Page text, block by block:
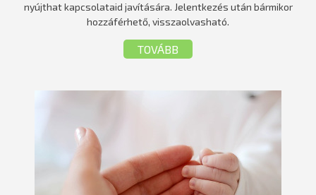
nyújthat kapcsolataid javítására. Jelentkezés után bármikor
hozzáférhető, visszaolvasható.
TOVÁBB